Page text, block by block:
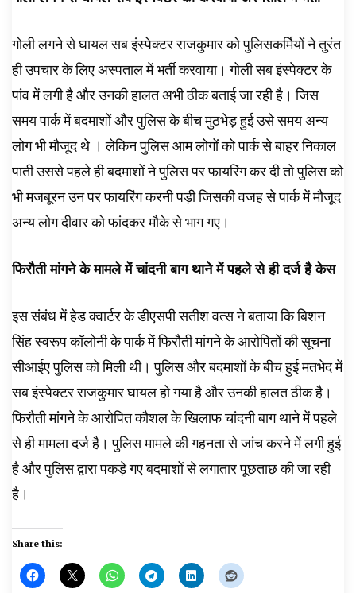
गोली लगने से घायल सब इंस्पेक्टर राजकुमार को पुलिसकर्मियों ने तुरंत
ही उपचार के लिए अस्पताल में भर्ती करवाया। गोली सब इंस्पेक्टर के
पांव में लगी है और उनकी हालत अभी ठीक बताई जा रही है। जिस
समय पार्क में बदमाशों और पुलिस के बीच मुठभेड़ हुई उसे समय अन्य
लोग भी मौजूद थे । लेकिन पुलिस आम लोगों को पार्क से बाहर निकाल
पाती उससे पहले ही बदमाशों ने पुलिस पर फायरिंग कर दी तो पुलिस को
भी मजबूरन उन पर फायरिंग करनी पड़ी जिसकी वजह से पार्क में मौजूद
अन्य लोग दीवार को फांदकर मौके से भाग गए।
फिरौती मांगने के मामले में चांदनी बाग थाने में पहले से ही दर्ज है केस
इस संबंध में हेड क्वार्टर के डीएसपी सतीश वत्स ने बताया कि बिशन
सिंह स्वरूप कॉलोनी के पार्क में फिरौती मांगने के आरोपितों की सूचना
सीआईए पुलिस को मिली थी। पुलिस और बदमाशों के बीच हुई मतभेद में
सब इंस्पेक्टर राजकुमार घायल हो गया है और उनकी हालत ठीक है।
फिरौती मांगने के आरोपित कौशल के खिलाफ चांदनी बाग थाने में पहले
से ही मामला दर्ज है। पुलिस मामले की गहनता से जांच करने में लगी हुई
है और पुलिस द्वारा पकड़े गए बदमाशों से लगातार पूछताछ की जा रही
है।
Share this: